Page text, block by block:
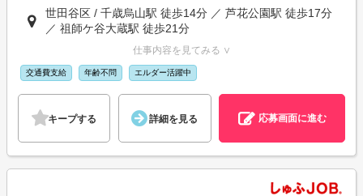
世田谷区 / 千歳烏山駅 徒歩14分 ／ 芦花公園駅 徒歩17分
／ 祖師ケ谷大蔵駅 徒歩21分
仕事内容を見てみる ∨
交通費支給 年齢不問 エルダー活躍中
キープする 詳細を見る 応募画面に進む